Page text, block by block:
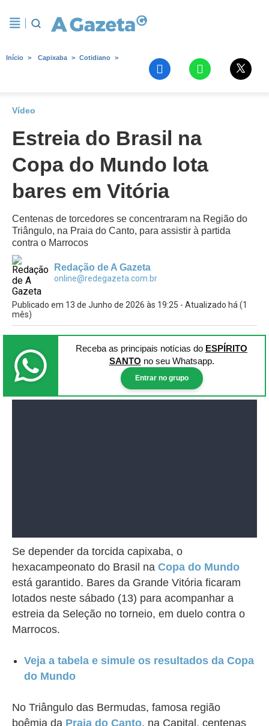
Início Capixaba Cotidiano
Vídeo
Estreia do Brasil na
Copa do Mundo lota
bares em Vitória
Centenas de torcedores se concentraram na Região do
Triângulo, na Praia do Canto, para assistir à partida
contra o Marrocos
Redação de A Gazeta
online@redegazeta.com.br
Publicado em 13 de Junho de 2026 às 19:25 - Atualizado há (1
mês)
Receba as principais notícias do ESPÍRITO
SANTO no seu Whatsapp.
Entrar no grupo
Se depender da torcida capixaba, o
hexacampeonato do Brasil na Copa do Mundo
está garantido. Bares da Grande Vitória ficaram
lotados neste sábado (13) para acompanhar a
estreia da Seleção no torneio, em duelo contra o
Marrocos.
Veja a tabela e simule os resultados da Copa
do Mundo
No Triângulo das Bermudas, famosa região
boêmia da Praia do Canto, na Capital, centenas